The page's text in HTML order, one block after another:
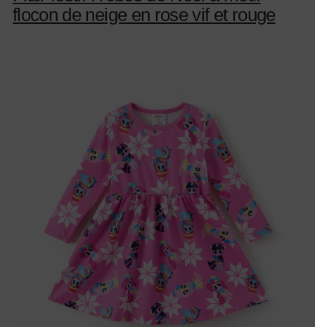
flocon de neige en rose vif et rouge